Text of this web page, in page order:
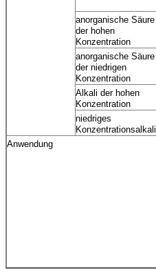
anorganische Säure
der hohen
Konzentration
anorganische Säure
der niedrigen
Konzentration
Alkali der hohen
Konzentration
niedriges
Konzentrationsalkali
Anwendung